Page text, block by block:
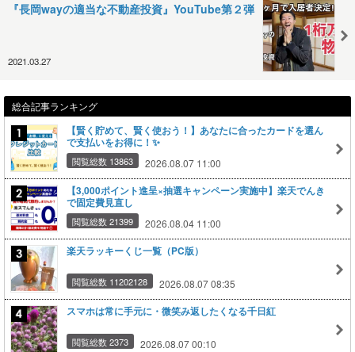
『長岡wayの適当な不動産投資』YouTube第２弾
2021.03.27
総合記事ランキング
【賢く貯めて、賢く使おう！】あなたに合ったカードを選ん
で支払いをお得に！✨
閲覧総数 13863 2026.08.07 11:00
【3,000ポイント進呈×抽選キャンペーン実施中】楽天でんき
で固定費見直し
閲覧総数 21399 2026.08.04 11:00
楽天ラッキーくじ一覧（PC版）
閲覧総数 11202128 2026.08.07 08:35
スマホは常に手元に・微笑み返したくなる千日紅
閲覧総数 2373 2026.08.07 00:10